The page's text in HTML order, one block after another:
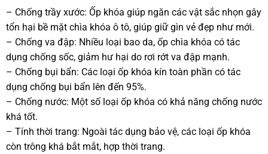
– Chống trầy xước: Ốp khóa giúp ngăn các vật sắc nhọn gây
tổn hại bề mặt chìa khóa ô tô, giúp giữ gìn vẻ đẹp như mới.
– Chống va đập: Nhiều loại bao da, ốp chìa khóa có tác
dụng chống sốc, giảm hư hại do rơi rớt va đập mạnh.
– Chống bụi bẩn: Các loại ốp khóa kín toàn phần có tác
dụng chống bụi bẩn lên đến 95%.
– Chống nước: Một số loại ốp khóa có khả năng chống nước
khá tốt.
– Tính thời trang: Ngoài tác dụng bảo vệ, các loại ốp khóa
còn trông khá bắt mắt, hợp thời trang.